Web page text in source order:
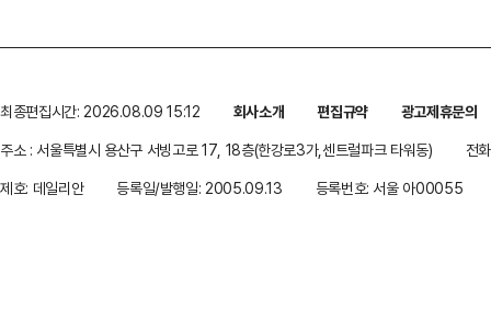
최종편집시간: 2026.08.09 15:12 회사소개 편집규약
광고제휴문의
주소 : 서울특별시 용산구 서빙고로 17, 18층(한강로3가,센트럴파크 타워동)
전
제호: 데일리안
등록일/발행일: 2005.09.13 등록번호: 서울 아00055